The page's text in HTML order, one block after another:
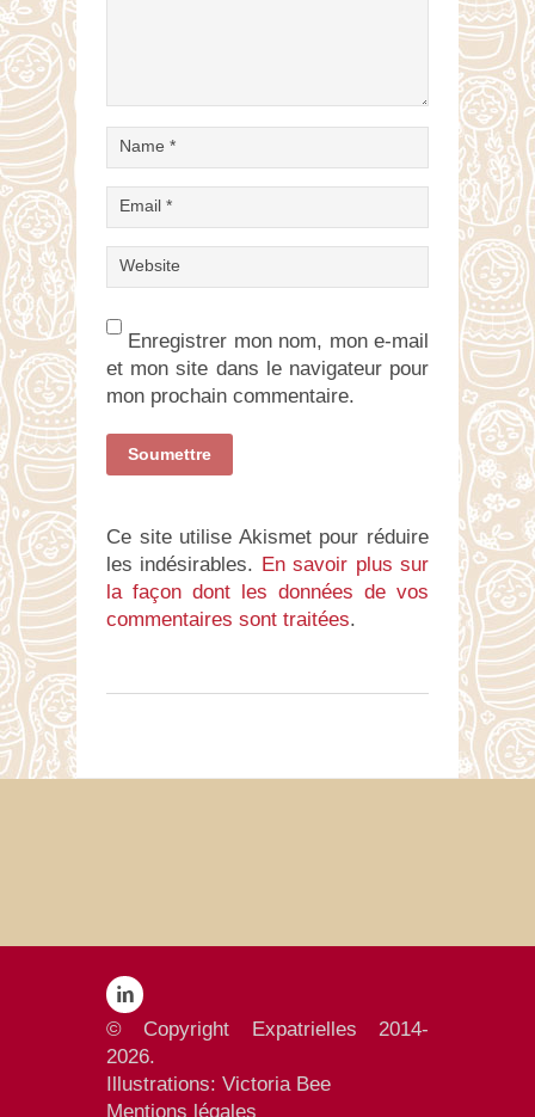
Enregistrer mon nom, mon e-mail
et mon site dans le navigateur pour
mon prochain commentaire.
Ce site utilise Akismet pour réduire
les indésirables. En savoir plus sur
la façon dont les données de vos
commentaires sont traitées.
© Copyright Expatrielles 2014-
2026.
Illustrations: Victoria Bee
Mentions légales